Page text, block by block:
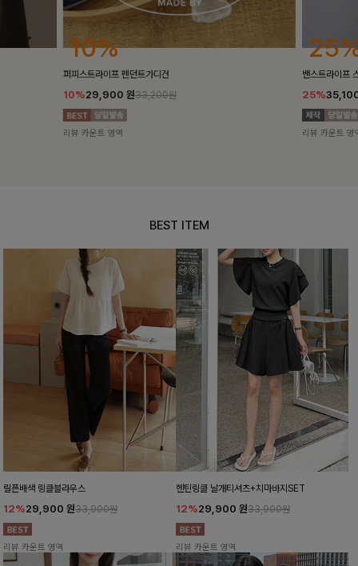
25%
밴스트라이프 스트링원피스
25%35,100 원46,800원
리뷰 카운트 영역
10%
[5천장돌파/
10%
리뷰 카운트 영
BEST ITEM
릴픈배색 링클블라우스
12%29,900 원33,900원
리뷰 카운트 영역
헨틴링클 날개티셔츠+치마바지SET
12%29,900 원33,900원
리뷰 카운트 영역